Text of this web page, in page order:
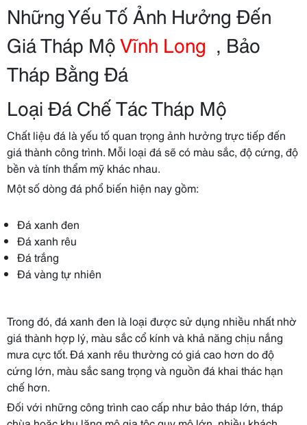
Những Yếu Tố Ảnh Hưởng Đến
Giá Tháp MộVĩnh Long , Bảo
Tháp Bằng Đá
Loại Đá Chế Tác Tháp Mộ
Chất liệu đá là yếu tố quan trọng ảnh hưởng trực tiếp đến
giá thành công trình. Mỗi loại đá sẽ có màu sắc, độ cứng, độ
bền và tính thẩm mỹ khác nhau.
Một số dòng đá phổ biến hiện nay gồm:
Đá xanh đen
Đá xanh rêu
Đá trắng
Đá vàng tự nhiên
Trong đó, đá xanh đen là loại được sử dụng nhiều nhất nhờ
giá thành hợp lý, màu sắc cổ kính và khả năng chịu nắng
mưa cực tốt. Đá xanh rêu thường có giá cao hơn do độ
cứng lớn, màu sắc sang trọng và nguồn đá khai thác hạn
chế hơn.
Đối với những công trình cao cấp như bảo tháp lớn, tháp